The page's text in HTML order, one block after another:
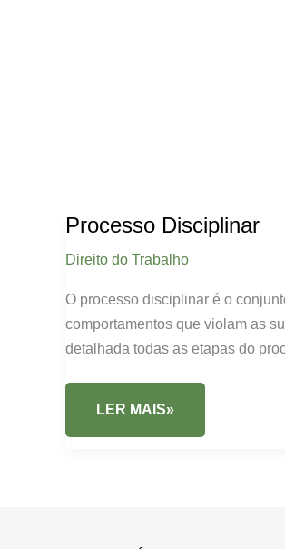
Processo Disciplinar
Direito do Trabalho
O processo disciplinar é o
comportamentos que violam as
detalhada todas as etapas do
PROCESSO
LER MAIS»